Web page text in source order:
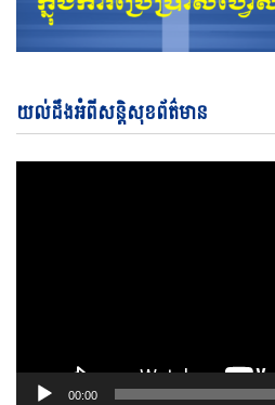
យល់ដឹងអំពីសន្តិសុខព័ត៌មាន
00:00